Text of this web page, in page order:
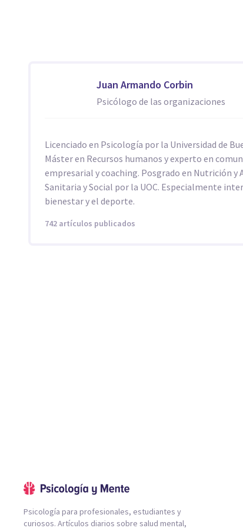
Juan Armando Corbin
Psicólogo de las organizaciones
Licenciado en Psicología por la Universidad de
Máster en Recursos humanos y experto en
empresarial y coaching. Posgrado en Nutrición y
Sanitaria y Social por la UOC. Especialmente
bienestar y el deporte.
742 artículos publicados
Psicología para profesionales, estudiantes y
curiosos. Artículos diarios sobre salud mental,